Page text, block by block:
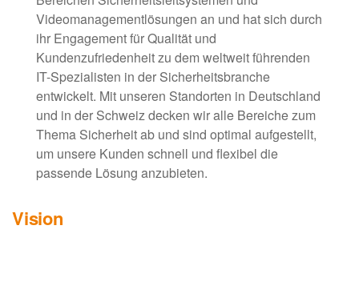
Videomanagementlösungen an und hat sich durch
ihr Engagement für Qualität und
Kundenzufriedenheit zu dem weltweit führenden
IT-Spezialisten in der Sicherheitsbranche
entwickelt. Mit unseren Standorten in Deutschland
und in der Schweiz decken wir alle Bereiche zum
Thema Sicherheit ab und sind optimal aufgestellt,
um unsere Kunden schnell und flexibel die
passende Lösung anzubieten.
Vision